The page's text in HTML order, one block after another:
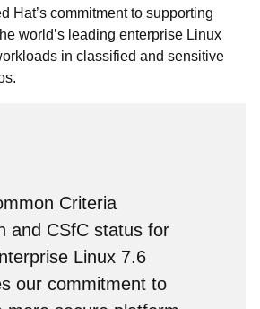
Hat’s commitment to supporting
world’s leading enterprise Linux
in classified and sensitive
Criteria
and CSfC status for
Linux 7.6
our commitment to